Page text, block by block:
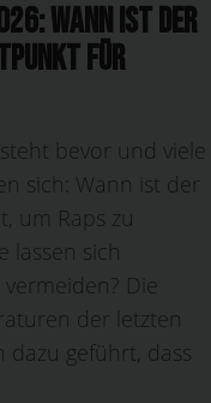
Wann ist der
für
bevor und viele
sich: Wann ist der
um Raps zu
lassen sich
Die
der letzten
dazu geführt, dass